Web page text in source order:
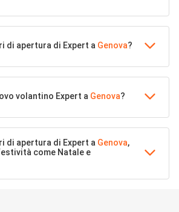
di apertura di Expert a Genova?
volantino Expert a Genova?
di apertura di Expert a Genova,
come Natale e